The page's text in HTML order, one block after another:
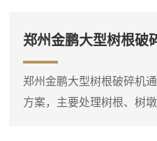
料，便于后续储存、输送
理场景中，移动式设备能
为例，该型号配置185～
考2400...
郑州金鹏大型树根破
与配置说明
郑州金鹏大型树根破碎机
方案，主要处理树根、树